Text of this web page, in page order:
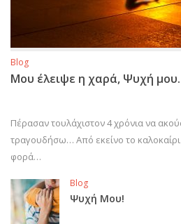
Blog
Μου έλειψε η χαρά, Ψυχή
Πέρασαν τουλάχιστον 4 χρόνια να
τραγουδήσω… Από εκείνο το
φορά…
Blog
Ψυχή Μου!